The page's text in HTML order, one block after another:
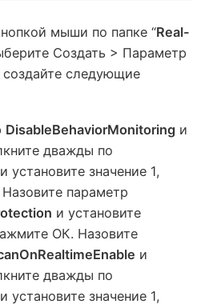
мыши по папке “Real-
Создать > Параметр
создайте следующие
DisableBehaviorMonitoring и
дважды по
установите значение 1,
параметр
и установите
ОК. Назовите
и
дважды по
установите значение 1,